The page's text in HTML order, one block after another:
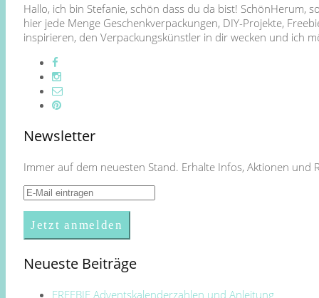
Hallo, ich bin Stefanie, schön dass du da bist! SchönHerum,
hier jede Menge Geschenkverpackungen, DIY-Projekte,
inspirieren, den Verpackungskünstler in dir wecken und ich
Newsletter
Immer auf dem neuesten Stand. Erhalte Infos, Aktionen und
Neueste Beiträge
FREEBIE Adventskalenderzahlen und Anleitung